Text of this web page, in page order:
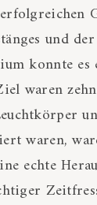
und
konnte
waren
waren,
echte